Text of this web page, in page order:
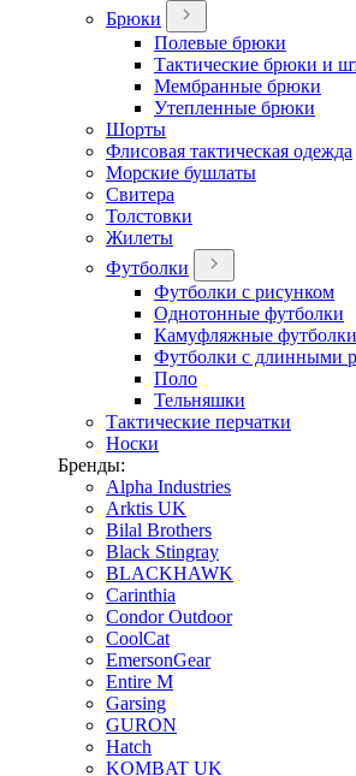
Брюки
Полевые брюки
Тактические брюки и
Мембранные брюки
Утепленные брюки
Шорты
Флисовая тактическая одежда
Морские бушлаты
Свитера
Толстовки
Жилеты
Футболки
Футболки с рисунком
Однотонные футболки
Камуфляжные футболки
Футболки с длинными
Поло
Тельняшки
Тактические перчатки
Носки
Бренды:
Alpha Industries
Arktis UK
Bilal Brothers
Black Stingray
BLACKHAWK
Carinthia
Condor Outdoor
CoolCat
EmersonGear
Entire M
Garsing
GURON
Hatch
KOMBAT UK